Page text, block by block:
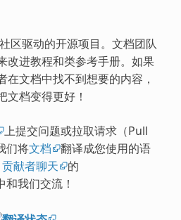
区驱动的开源项目。文档团队
改进教程和类参考手册。如果
在文档中找不到想要的内容，
文档变得更好！
上提交问题或拉取请求（Pull
们将文档
翻译成您使用的语
献者聊天 的
和我们交流！